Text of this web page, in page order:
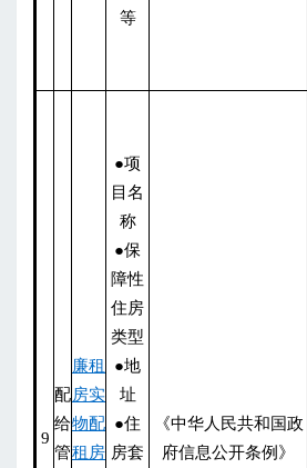
等
9
配
给
管
廉租
房实
物配
租房
●项
目名
称
●保
障性
住房
类型
●地
址
●住
房套
《中华人民共和国政
府信息公开条例》